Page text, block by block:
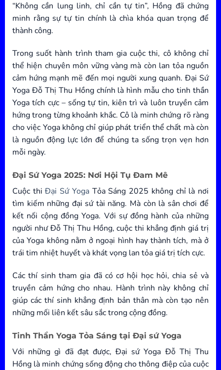
“Không cần lung linh, chỉ cần tự tin”, Hồng đã chứng
minh rằng sự tự tin chính là chìa khóa quan trọng để
thành công.
Trong suốt hành trình tham gia cuộc thi, cô không chỉ
thể hiện chuyên môn vững vàng mà còn lan tỏa nguồn
cảm hứng mạnh mẽ đến mọi người xung quanh. Đại Sứ
Yoga Đỗ Thị Thu Hồng chính là hình mẫu cho tinh thần
Yoga tích cực – sống tự tin, kiên trì và luôn truyền cảm
hứng trong từng khoảnh khắc. Cô là minh chứng rõ ràng
cho việc Yoga không chỉ giúp phát triển thể chất mà còn
là nguồn động lực lớn để chúng ta sống trọn vẹn hơn
mỗi ngày.
Đại Sứ Yoga 2025: Nơi Hội Tụ Đam Mê
Cuộc thiĐại Sứ Yoga Tỏa Sáng 2025 không chỉ là nơi
tìm kiếm những đại sứ tài năng. Mà còn là sân chơi để
kết nối cộng đồng Yoga. Với sự đồng hành của những
người như Đỗ Thị Thu Hồng, cuộc thi khẳng định giá trị
của Yoga không nằm ở ngoại hình hay thành tích, mà ở
trái tim nhiệt huyết và khát vọng lan tỏa giá trị tích cực.
Các thí sinh tham gia đã có cơ hội học hỏi, chia sẻ và
truyền cảm hứng cho nhau. Hành trình này không chỉ
giúp các thí sinh khẳng định bản thân mà còn tạo nên
những mối liên kết sâu sắc trong cộng đồng.
Tinh Thần Yoga Tỏa Sáng tại Đại sứ Yoga
Với những gì đã đạt được, Đại sứ Yoga Đỗ Thị Thu
Hồng là minh chứng sống động cho thông điệp của cuộc